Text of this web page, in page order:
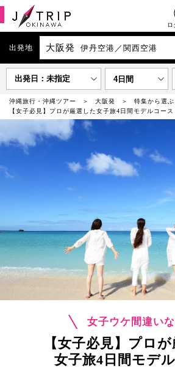
ロ
出発地 大阪発 伊丹空港／関西空港
出発日：未指定 4日間
沖縄旅行・沖縄ツアー 大阪発
特集から選ぶ
【女子必見】プロが厳選した女子旅4日間モデルコース
女子ウケ間違い
【女子必見】プロ
女子旅4日間モデ